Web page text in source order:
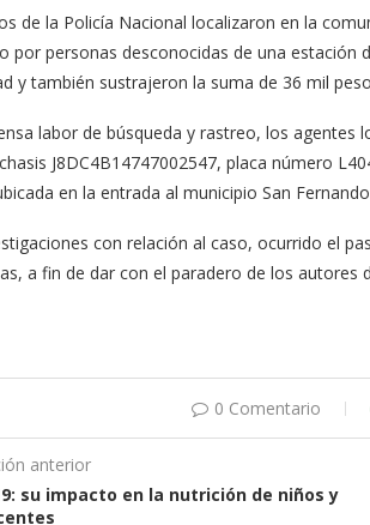
de la Policía Nacional localizaron en la
por personas desconocidas de una
y también sustrajeron la suma de 36 mil
labor de búsqueda y rastreo, los
J8DC4B14747002547, placa número
en la entrada al municipio San
con relación al caso, ocurrido el
a fin de dar con el paradero de los
0 Comentario
anterior
su impacto en la nutrición de niños y